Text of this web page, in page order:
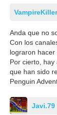
Anda que no
Con los
lograron
Por cierto, hay
que han sido
Penguin
Javi.79